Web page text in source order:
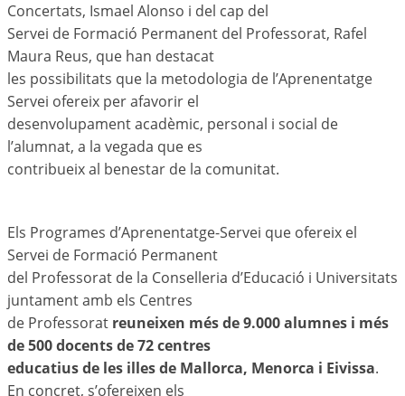
Concertats, Ismael Alonso i del cap del
Servei de Formació Permanent del Professorat, Rafel
Maura Reus, que han destacat
les possibilitats que la metodologia de l’Aprenentatge
Servei ofereix per afavorir el
desenvolupament acadèmic, personal i social de
l’alumnat, a la vegada que es
contribueix al benestar de la comunitat.
Els Programes d’Aprenentatge-Servei que ofereix el
Servei de Formació Permanent
del Professorat de la Conselleria d’Educació i Universitats
juntament amb els Centres
de Professorat reuneixen més de 9.000 alumnes i més
de 500 docents de 72 centres
educatius de les illes de Mallorca, Menorca i Eivissa.
En concret, s’ofereixen els